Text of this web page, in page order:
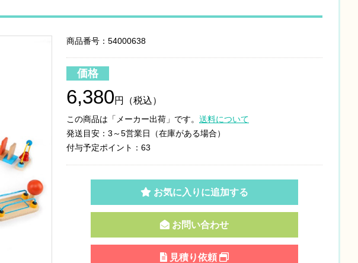
商品番号：54000638
価格
6,380円（税込）
この商品は「メーカー出荷」です。 送料について
発送目安：3～5営業日（在庫がある場合）
付与予定ポイント：63
お気に入りに追加する
お問い合わせ
見積り依頼